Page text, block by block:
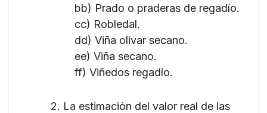
bb) Prado o praderas de regadío.
cc) Robledal.
dd) Viña olivar secano.
ee) Viña secano.
ff) Viñedos regadío.
2. La estimación del valor real de las